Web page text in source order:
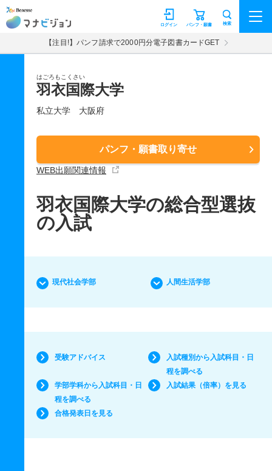
マナビジョン パンフ・願書
ログイン 検索
【注目!】パンフ請求で2000円分電子図書カードGET
はごろもこくさい
羽衣国際大学
私立大学 大阪府
パンフ・願書取り寄せ
WEB出願関連情報
羽衣国際大学の総合型選抜
の入試
現代社会学部 人間生活学部
受験アドバイス
入試種別から入試科目・日
程を調べる
学部学科から入試科目・日
程を調べる
入試結果（倍率）を見る
合格発表日を見る